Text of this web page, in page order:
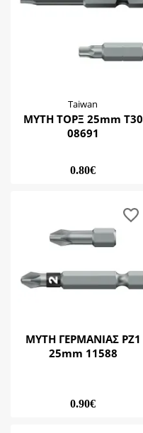
Taiwan
ΜΥΤΗ ΤΟΡΞ 25mm Τ30
08691
0.80€
ΜΥΤΗ ΓΕΡΜΑΝΙΑΣ ΡΖ1
25mm 11588
0.90€